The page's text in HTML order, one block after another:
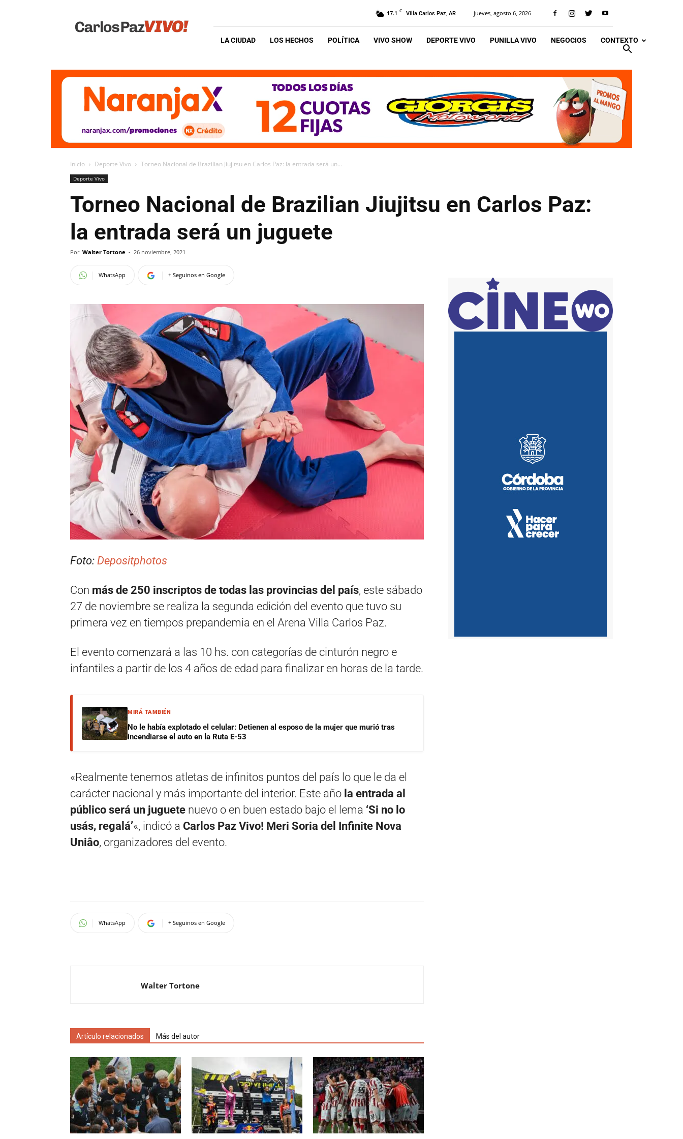
Vivo
17.1 C Villa Carlos Paz, AR jueves, agosto 6, 2026
LA CIUDAD LOS HECHOS POLÍTICA VIVO SHOW DEPORTE VIVO PUNILLA VIVO NEGOCIOS CONTEXTO
Inicio Deporte Vivo Torneo Nacional de Brazilian Jiujitsu en Carlos Paz: la entrada será un...
Deporte Vivo
Torneo Nacional de Brazilian Jiujitsu en Carlos Paz:
la entrada será un juguete
Por Walter Tortone - 26 noviembre, 2021
WhatsApp + Seguinos en Google
Foto: Depositphotos
Con más de 250 inscriptos de todas las provincias del país, este sábado
27 de noviembre se realiza la segunda edición del evento que tuvo su
primera vez en tiempos prepandemia en el Arena Villa Carlos Paz.
El evento comenzará a las 10 hs. con categorías de cinturón negro e
infantiles a partir de los 4 años de edad para finalizar en horas de la tarde.
MIRÁ TAMBIÉN
No le había explotado el celular: Detienen al esposo de la mujer que murió tras
incendiarse el auto en la Ruta E-53
«Realmente tenemos atletas de infinitos puntos del país lo que le da el
carácter nacional y más importante del interior. Este año la entrada al
público será un juguete nuevo o en buen estado bajo el lema ‘Si no lo
usás, regalá’«, indicó a Carlos Paz Vivo! Meri Soria del Infinite Nova
Uniâo, organizadores del evento.
WhatsApp + Seguinos en Google
Walter Tortone
Artículo relacionados Más del autor